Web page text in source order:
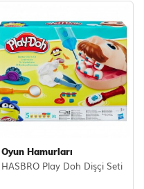
Oyun Hamurları
HASBRO Play Doh Dişçi Seti